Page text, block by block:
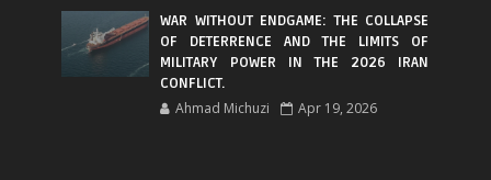
WAR WITHOUT ENDGAME: THE COLLAPSE
OF DETERRENCE AND THE LIMITS OF
MILITARY POWER IN THE 2026 IRAN
CONFLICT.
Ahmad Michuzi Apr 19, 2026